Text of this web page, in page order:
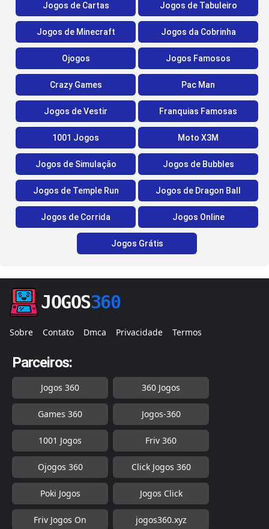
Jogos de Cartas Jogos de Tabuleiro
Jogos de Minecraft Jogos da Cobrinha
Ojogos Jogos Famosos
Crazy Games Pac Man
Jogos de Vestir Franquias Famosas
1001 Jogos Moto X3M
Jogos de Simulação Jogos de Bubbles
Jogos de Temple Run Jogos de Dragon Ball
Jogos de Corrida Jogos Online
Jogos Grátis
JOGOS360
Sobre Contato Dmca Privacidade Termos
Parceiros:
Jogos 360 360 Jogos
Games 360 Jogos-360
1001 Jogos Friv 360
Ojogos 360 Click Jogos 360
Poki Jogos Jogos Click
Friv Jogos On jogos360.xyz